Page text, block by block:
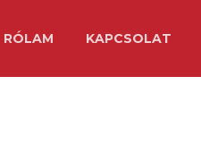
RÓLAM KAPCSOLAT